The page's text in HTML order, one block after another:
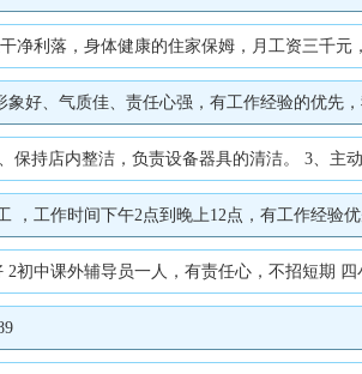
净利落，身体健康的住家保姆，月工资三千元
好、气质佳、责任心强，有工作经验的优先
保持店内整洁，负责设备器具的清洁。 3、主
工作时间下午2点到晚上12点，有工作经验优
初中课外辅导员一人，有责任心，不招短期 四